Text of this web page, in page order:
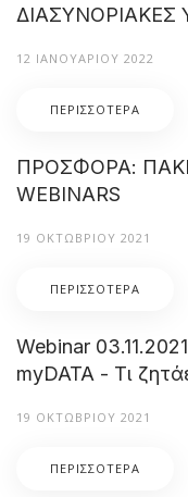
ΔΙΑΣΥΝΟΡΙΑΚΕΣ
12 ΙΑΝΟΥΑΡΊΟΥ 2022
ΠΕΡΙΣΣΌΤΕΡΑ
ΠΡΟΣΦΟΡΑ:
WEBINARS
19 ΟΚΤΩΒΡΊΟΥ 2021
ΠΕΡΙΣΣΌΤΕΡΑ
Webinar
myDATA - Τι
19 ΟΚΤΩΒΡΊΟΥ 2021
ΠΕΡΙΣΣΌΤΕΡΑ